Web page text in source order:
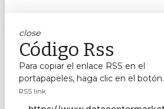
close
Código Rss
Para copiar el enlace RSS en el
portapapeles, haga clic en el botón.
RSS link